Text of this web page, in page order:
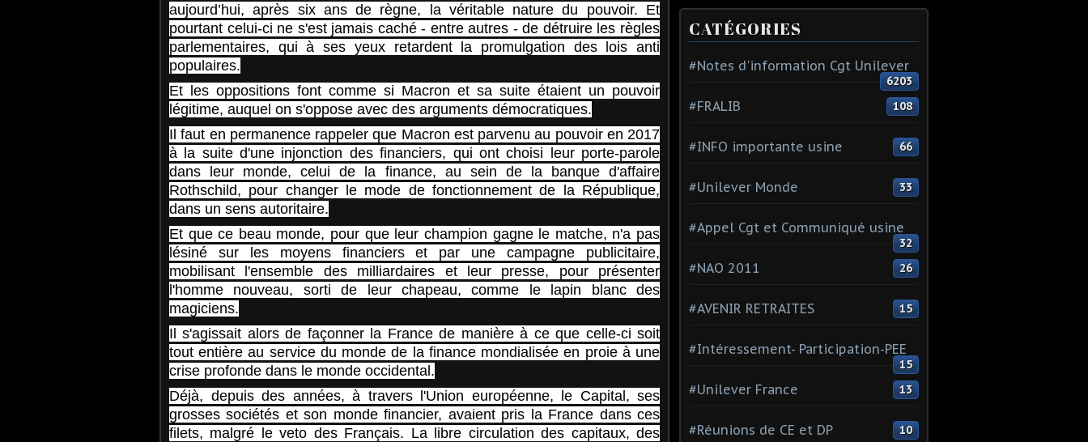
aujourd’hui, après six ans de règne, la véritable nature du pouvoir. Et
pourtant celui-ci ne s'est jamais caché - entre autres - de détruire les règles
parlementaires, qui à ses yeux retardent la promulgation des lois anti
populaires.
Et les oppositions font comme si Macron et sa suite étaient un pouvoir
légitime, auquel on s'oppose avec des arguments démocratiques.
Il faut en permanence rappeler que Macron est parvenu au pouvoir en 2017
à la suite d'une injonction des financiers, qui ont choisi leur porte-parole
dans leur monde, celui de la finance, au sein de la banque d'affaire
Rothschild, pour changer le mode de fonctionnement de la République,
dans un sens autoritaire.
Et que ce beau monde, pour que leur champion gagne le matche, n'a pas
lésiné sur les moyens financiers et par une campagne publicitaire,
mobilisant l'ensemble des milliardaires et leur presse, pour présenter
l'homme nouveau, sorti de leur chapeau, comme le lapin blanc des
magiciens.
Il s'agissait alors de façonner la France de manière à ce que celle-ci soit
tout entière au service du monde de la finance mondialisée en proie à une
crise profonde dans le monde occidental.
Déjà, depuis des années, à travers l'Union européenne, le Capital, ses
grosses sociétés et son monde financier, avaient pris la France dans ces
filets, malgré le veto des Français. La libre circulation des capitaux, des
CATÉGORIES
#Notes d'information Cgt Unilever
6203
#FRALIB 108
#INFO importante usine 66
#Unilever Monde 33
#Appel Cgt et Communiqué usine
32
#NAO 2011 26
#AVENIR RETRAITES 15
#Intéressement- Participation-PEE
15
#Unilever France 13
#Réunions de CE et DP 10